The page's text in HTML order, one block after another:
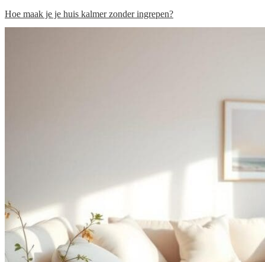
Hoe maak je je huis kalmer zonder ingrepen?